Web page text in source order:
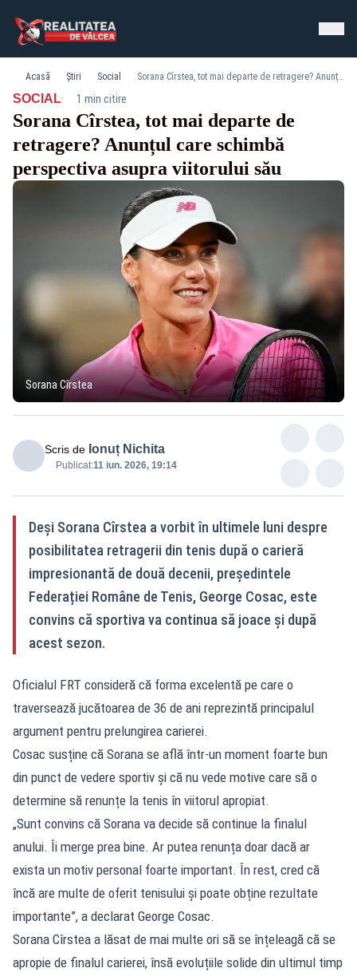
Acasă Știri Social Sorana Cîrstea, tot mai departe de retragere? Anunțul care schimbă perspectiva asupra viitorului său
SOCIAL· 1 min citire
Sorana Cîrstea, tot mai departe de
retragere? Anunțul care schimbă
perspectiva asupra viitorului său
Sorana Cîrstea
Scris de Ionuț Nichita
Publicat:11 iun. 2026, 19:14
Deși Sorana Cîrstea a vorbit în ultimele luni despre
posibilitatea retragerii din tenis după o carieră
impresionantă de două decenii, președintele
Federației Române de Tenis, George Cosac, este
convins că sportiva va continua să joace și după
acest sezon.
Oficialul FRT consideră că forma excelentă pe care o
traversează jucătoarea de 36 de ani reprezintă principalul
argument pentru prelungirea carierei.
Cosac susține că Sorana se află într-un moment foarte bun
din punct de vedere sportiv și că nu vede motive care să o
determine să renunțe la tenis în viitorul apropiat.
„Sunt convins că Sorana va decide să continue la finalul
anului. Îi merge prea bine. Ar putea renunța doar dacă ar
exista un motiv personal foarte important. În rest, cred că
încă are multe de oferit tenisului și poate obține rezultate
importante”, a declarat George Cosac.
Sorana Cîrstea a lăsat de mai multe ori să se înțeleagă că se
apropie de finalul carierei, însă evoluțiile solide din ultimul timp